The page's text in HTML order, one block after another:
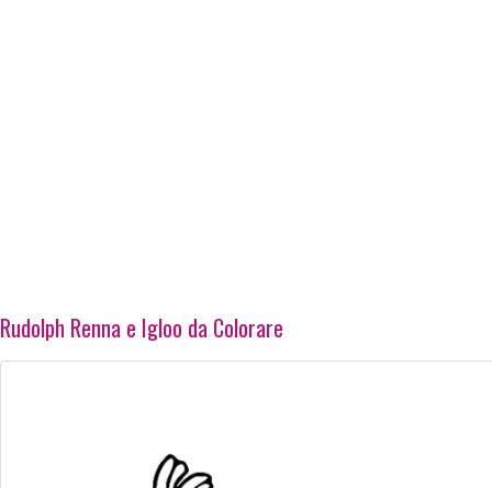
Rudolph Renna e Igloo da Colorare